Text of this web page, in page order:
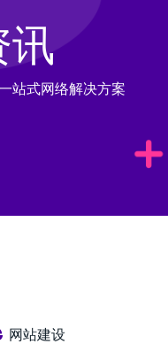
讯
站式网络解决方案
网站建设